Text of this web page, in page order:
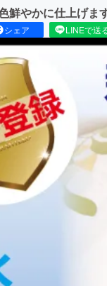
鮮やかに仕上げます
シェア LINEで送